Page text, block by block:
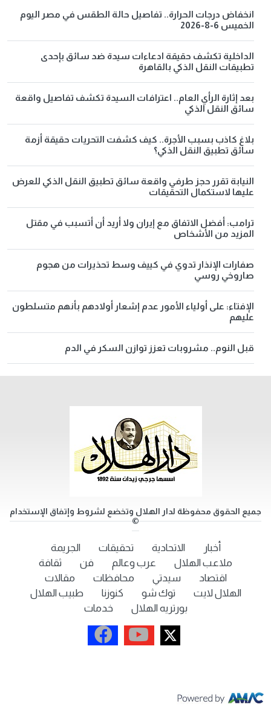
انخفاض درجات الحرارة.. تفاصيل حالة الطقس في مصر اليوم
الخميس 6-8-2026
الداخلية تكشف حقيقة ادعاءات سيدة ضد سائق بإحدى
تطبيقات النقل الذكي بالقاهرة
بعد إثارة الرأي العام.. اعترافات السيدة تكشف تفاصيل واقعة
سائق النقل الذكي
بلاغ كاذب بسبب الأجرة.. كيف كشفت التحريات حقيقة أزمة
سائق تطبيق النقل الذكي؟
النيابة تقرر حجز طرفي واقعة سائق تطبيق النقل الذكي للعرض
عليها لاستكمال التحقيقات
ترامب: أفضل الاتفاق مع إيران ولا أريد أن أتسبب في مقتل
المزيد من الأشخاص
صفارات الإنذار تدوي في كييف وسط تحذيرات من هجوم
صاروخي روسي
الإفتاء: على أولياء الأمور عدم إشعار أولادهم بأنهم متسلطون
عليهم
قبل النوم.. مشروبات تعزز توازن السكر في الدم
جميع الحقوق محفوظة لدار الهلال وتخضع لشروط وإتفاق الإستخدام
©
أخبار الاتحادية تحقيقات
الجريمة
ملاعب الهلال
عرب وعالم فن
ثقافة
اقتصاد
سيدتي محافظات
مقالات
الهلال لايت
توك شو كنوزنا
طبيب الهلال
بورتريه الهلال
خدمات